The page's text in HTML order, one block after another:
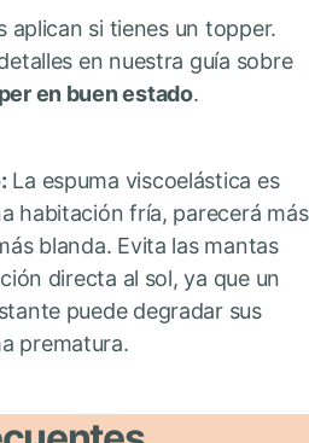
aplican si tienes un topper.
en nuestra guía sobre
en buen estado.
La espuma viscoelástica es
habitación fría, parecerá más
blanda. Evita las mantas
directa al sol, ya que un
puede degradar sus
prematura.